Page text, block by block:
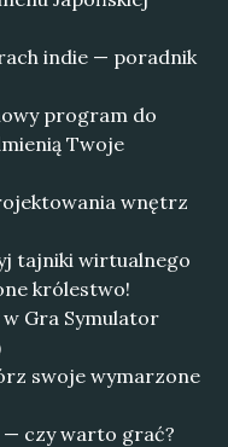
indie — poradnik
program do
Twoje
wnętrz
tajniki wirtualnego
królestwo!
Gra Symulator
swoje wymarzone
— czy warto grać?